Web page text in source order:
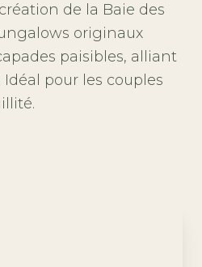
de la Baie des
originaux
paisibles, alliant
pour les couples